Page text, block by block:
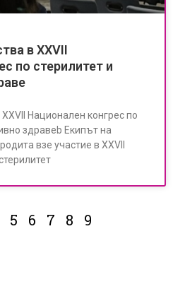
в XXVII
по стерилитет и
Национален конгрес по
здравеb Екипът на
взе участие в XXVII
5 6 7 8 9